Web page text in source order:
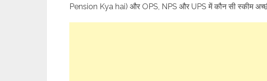
Pension Kya hai) और OPS, NPS और UPS में कौन सी स्कीम